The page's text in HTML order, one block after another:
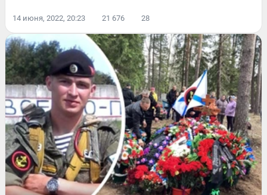
14 июня, 2022, 20:23 21 676 28